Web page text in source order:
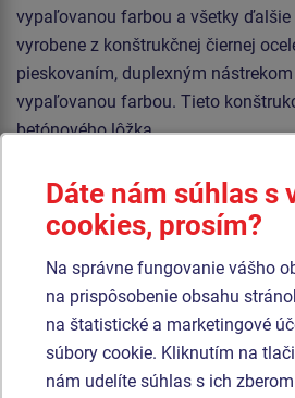
vypaľovanou farbou a všetky ďalšie
vyrobene z konštrukčnej čiernej
pieskovaním, duplexným
vypaľovanou farbou. Tieto
betónového lôžka.
pohodlnou gumou. Reťaze sú
veľmi výrazného predĺženia ich
spojovací materiál je pozinkovaný
Podobný
Produkt - REH-6111K-10
Dáte nám súhlas s
cookies, prosím?
Na správne fungovanie vášho
na prispôsobenie obsahu
na štatistické a marketingové
súbory cookie. Kliknutím na
nám udelíte súhlas s ich